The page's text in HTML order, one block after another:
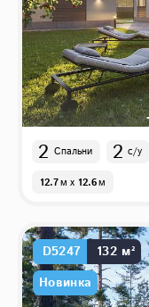
2 Спальни 2 с/у
12.7м x 12.6м
D5247
132 м²
Новинка